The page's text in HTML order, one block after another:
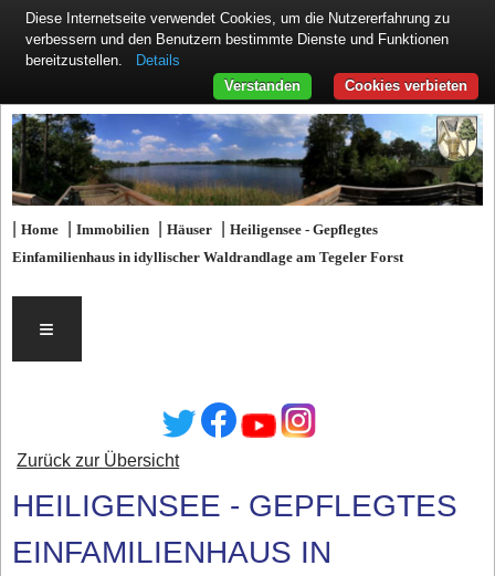
|Home |Immobilien |Häuser |Heiligensee - Gepflegtes
Einfamilienhaus in idyllischer Waldrandlage am Tegeler Forst
≡
Zurück zur Übersicht
HEILIGENSEE - GEPFLEGTES
EINFAMILIENHAUS IN
Diese Internetseite verwendet Cookies, um die Nutzererfahrung zu
verbessern und den Benutzern bestimmte Dienste und Funktionen
bereitzustellen.
Details
Cookies verbieten
Verstanden